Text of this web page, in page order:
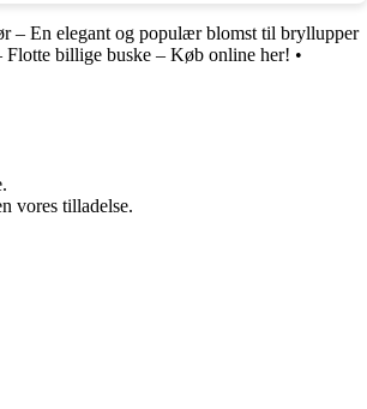
– En elegant og populær blomst til bryllupper
billige buske – Køb online her! •
vores tilladelse.